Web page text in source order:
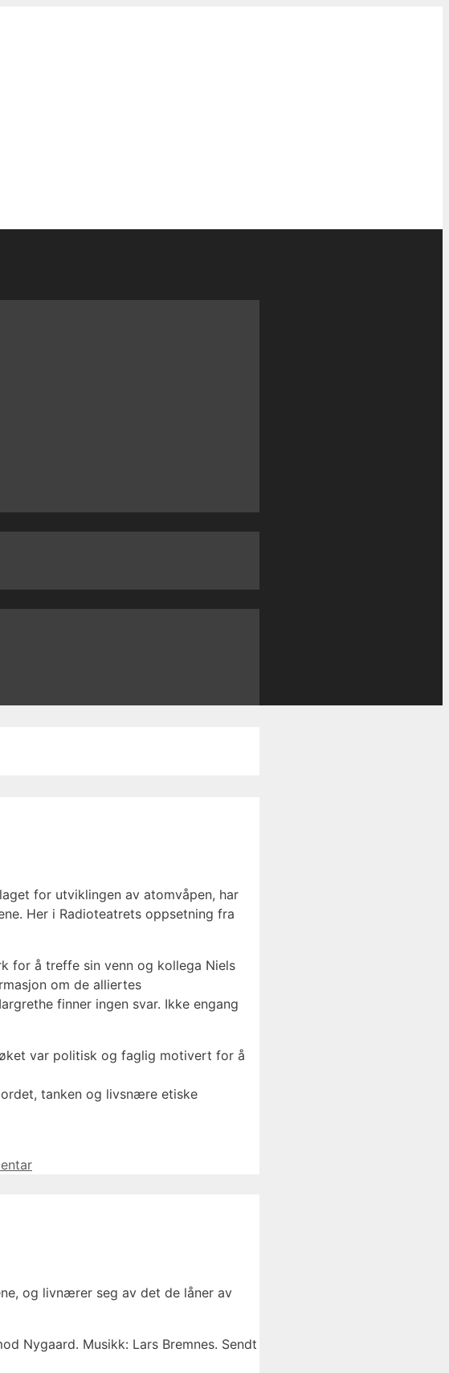
for utviklingen av atomvåpen, har
Her i Radioteatrets oppsetning fra
for å treffe sin venn og kollega Niels
om de alliertes
finner ingen svar. Ikke engang
var politisk og faglig motivert for å
tanken og livsnære etiske
og livnærer seg av det de låner av
Nygaard. Musikk: Lars Bremnes. Sendt